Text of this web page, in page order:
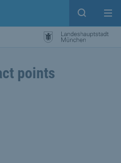
Open
points